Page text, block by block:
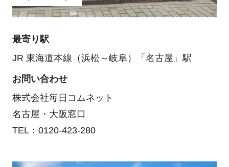
最寄り駅
JR 東海道本線（浜松～岐阜）「名古屋」駅
お問い合わせ
株式会社毎日コムネット
名古屋・大阪窓口
TEL：0120-423-280